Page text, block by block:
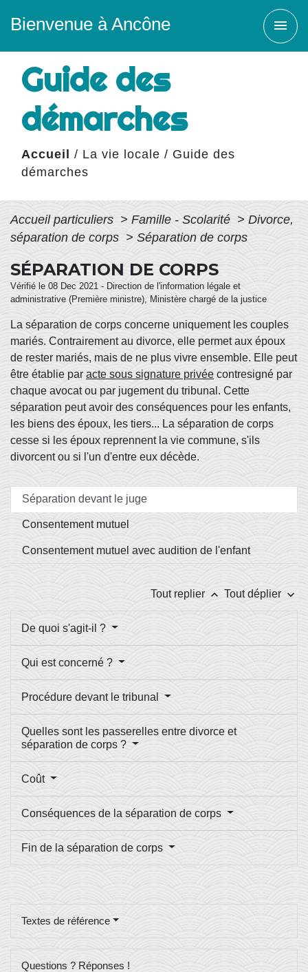
Bienvenue à Ancône menu
Guide des
démarches
Accueil / La vie locale / Guide des
démarches
Accueil particuliers > Famille - Scolarité > Divorce,
séparation de corps > Séparation de corps
SÉPARATION DE CORPS
Vérifié le 08 Dec 2021 - Direction de l'information légale et
administrative (Première ministre), Ministère chargé de la justice
La séparation de corps concerne uniquement les couples
mariés. Contrairement au divorce, elle permet aux époux
de rester mariés, mais de ne plus vivre ensemble. Elle peut
être établie par acte sous signature privée contresigné par
chaque avocat ou par jugement du tribunal. Cette
séparation peut avoir des conséquences pour les enfants,
les biens des époux, les tiers... La séparation de corps
cesse si les époux reprennent la vie commune, s'ils
divorcent ou si l'un d'entre eux décède.
Séparation devant le juge
Consentement mutuel
Consentement mutuel avec audition de l'enfant
Tout replier keyboard_arrow_up Tout déplier keyboard_arrow_down
De quoi s'agit-il ?
Qui est concerné ?
Procédure devant le tribunal
Quelles sont les passerelles entre divorce et
séparation de corps ?
Coût
Conséquences de la séparation de corps
Fin de la séparation de corps
Textes de référence
Questions ? Réponses !